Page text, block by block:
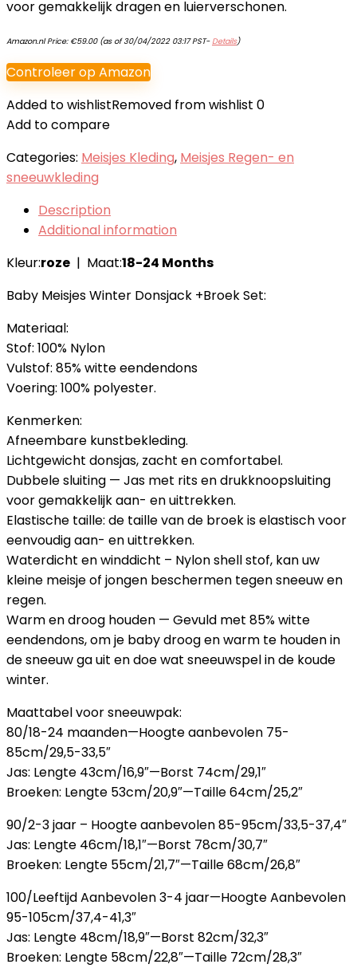
voor gemakkelijk dragen en luierverschonen.
Amazon.nl Price: €59.00(as of 30/04/2022 03:17 PST- Details)
Controleer op Amazon
Added to wishlistRemoved from wishlist 0
Add to compare
Categories: Meisjes Kleding, Meisjes Regen- en
sneeuwkleding
Description
Additional information
Kleur:roze | Maat:18-24 Months
Baby Meisjes Winter Donsjack +Broek Set:
Materiaal:
Stof: 100% Nylon
Vulstof: 85% witte eendendons
Voering: 100% polyester.
Kenmerken:
Afneembare kunstbekleding.
Lichtgewicht donsjas, zacht en comfortabel.
Dubbele sluiting — Jas met rits en drukknoopsluiting
voor gemakkelijk aan- en uittrekken.
Elastische taille: de taille van de broek is elastisch voor
eenvoudig aan- en uittrekken.
Waterdicht en winddicht – Nylon shell stof, kan uw
kleine meisje of jongen beschermen tegen sneeuw en
regen.
Warm en droog houden — Gevuld met 85% witte
eendendons, om je baby droog en warm te houden in
de sneeuw ga uit en doe wat sneeuwspel in de koude
winter.
Maattabel voor sneeuwpak:
80/18-24 maanden—Hoogte aanbevolen 75-
85cm/29,5-33,5″
Jas: Lengte 43cm/16,9″—Borst 74cm/29,1″
Broeken: Lengte 53cm/20,9″—Taille 64cm/25,2″
90/2-3 jaar – Hoogte aanbevolen 85-95cm/33,5-37,4″
Jas: Lengte 46cm/18,1″—Borst 78cm/30,7″
Broeken: Lengte 55cm/21,7″—Taille 68cm/26,8″
100/Leeftijd Aanbevolen 3-4 jaar—Hoogte Aanbevolen
95-105cm/37,4-41,3″
Jas: Lengte 48cm/18,9″—Borst 82cm/32,3″
Broeken: Lengte 58cm/22,8″—Taille 72cm/28,3″